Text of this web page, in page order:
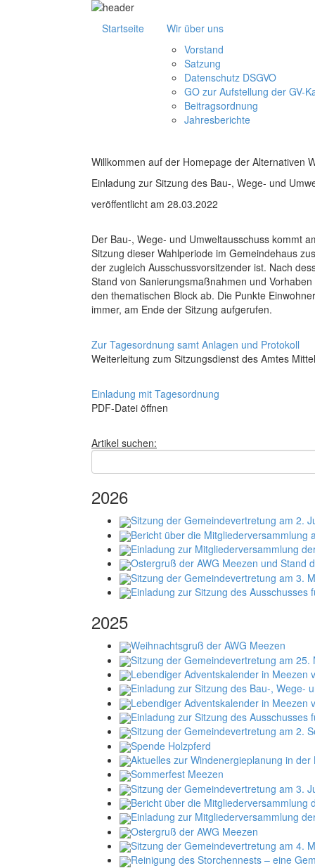
Startseite
Wir über uns
Vorstand
Satzung
Datenschutz DSGVO
GO zur Aufstellung der GV-
Beitragsordnung
Jahresberichte
Willkommen auf der Homepage der Alternativen
Einladung zur Sitzung des Bau-, Wege- und
veröffentlicht am 28.03.2022
Der Bau-, Wege- und Umweltausschuss kommt
Sitzung dieser Wahlperiode im Gemeindehaus
der zugleich Ausschussvorsitzender ist. Nach
Stand von Sanierungsmaßnahmen und
den thematischen Block ab. Die Punkte
immer, am Ende der Sitzung aufgerufen.
Zur Tagesordnung samt Anlagen und Protokoll
Weiterleitung zum Sitzungsdienst des Amtes
Einladung mit Tagesordnung
PDF-Datei öffnen
Artikel suchen:
2026
Sitzung der Gemeindevertretung am 2.
Bericht über die Mitgliederversammlung
Einladung zur Mitgliederversammlung
Ostergruß der AWG Meezen und Stand
Sitzung der Gemeindevertretung am 3.
Einladung zur Sitzung des
2025
Weihnachtsgruß der AWG Meezen
Sitzung der Gemeindevertretung am 25.
Lebendiger Adventskalender in Meezen
Einladung zur Sitzung des Bau-, Wege-
Lebendiger Adventskalender in Meezen
Einladung zur Sitzung des
Sitzung der Gemeindevertretung am 2.
Spende Holzpferd
Aktuelles zur Windenergieplanung in
Sommerfest Meezen
Sitzung der Gemeindevertretung am 3.
Bericht über die Mitgliederversammlung
Einladung zur Mitgliederversammlung
Ostergruß der AWG Meezen
Sitzung der Gemeindevertretung am 4.
Reinigung des Storchennests – eine